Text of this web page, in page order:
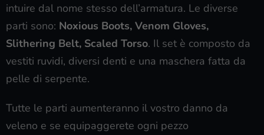
intuire dal nome stesso dell’armatura. Le diverse
parti sono: Noxious Boots, Venom Gloves,
Slithering Belt, Scaled Torso. Il set è composto da
vestiti ruvidi, diversi denti e una maschera fatta da
pelle di serpente.
Tutte le parti aumenteranno il vostro danno da
veleno e se equipaggerete ogni pezzo